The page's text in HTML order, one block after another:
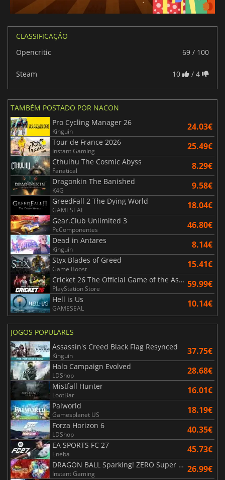
CLASSIFICAÇÃO
Opencritic
69 / 100
Steam 10 / 4
TAMBÉM POSTADO POR NACON
Pro Cycling Manager 26
Kinguin 24.03€
Tour de France 2026
Instant Gaming 25.49€
Cthulhu The Cosmic Abyss
Fanatical 8.29€
Dragonkin The Banished
K4G 9.58€
GreedFall 2 The Dying World
GAMESEAL 18.04€
Gear.Club Unlimited 3
PcComponentes 46.80€
Dead in Antares
Kinguin 8.14€
Styx Blades of Greed
Game Boost 15.41€
Cricket 26 The Official Game of the Ashes
PlayStation Store 59.99€
Hell is Us
GAMESEAL 10.14€
JOGOS POPULARES
Assassin's Creed Black Flag Resynced
Kinguin 37.75€
Halo Campaign Evolved
LDShop 28.68€
Mistfall Hunter
LootBar 16.01€
Palworld
Gamesplanet US 18.19€
Forza Horizon 6
LDShop 40.35€
EA SPORTS FC 27
Eneba 45.73€
DRAGON BALL Sparking! ZERO Super Limit Breaking NEO
Instant Gaming 26.99€